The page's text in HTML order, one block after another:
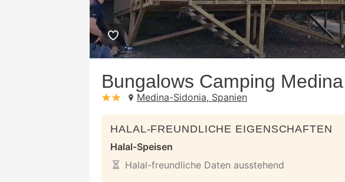
Bungalows Camping
stars: 2Medina-Sidonia, Spanien
HALAL-FREUNDLICHE EIGENSCHAFTEN
Halal-Speisen
Halal-freundliche Daten ausstehend